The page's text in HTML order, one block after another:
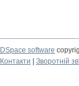
DSpace software
Контакти
Зворотній